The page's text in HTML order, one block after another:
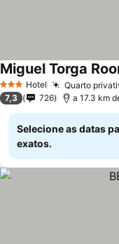
3 EstrelasHotel Quarto
Miguel Torga
7,3 726 a 17.3 km
Selecione as datas
exatos.